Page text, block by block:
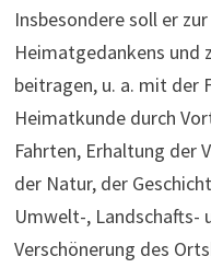
Insbesondere soll er
Heimatgedankens und
beitragen, u. a. mit der
Heimatkunde durch
Fahrten, Erhaltung der
der Natur, der
Umwelt-, Landschafts-
Verschönerung des